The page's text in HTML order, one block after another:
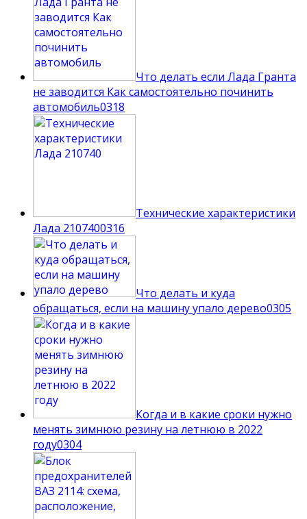
Что делать если Лада Гранта
не заводится Как самостоятельно починить
автомобиль0318
Технические характеристики
Лада 2107400316
Что делать и куда
обращаться, если на машину упало дерево0305
Когда и в какие сроки нужно
менять зимнюю резину на летнюю в 2022
году0304